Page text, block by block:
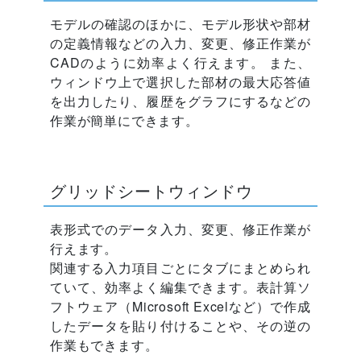
モデルの確認のほかに、モデル形状や部材
の定義情報などの入力、変更、修正作業が
CADのように効率よく行えます。 また、
ウィンドウ上で選択した部材の最大応答値
を出力したり、履歴をグラフにするなどの
作業が簡単にできます。
グリッドシートウィンドウ
表形式でのデータ入力、変更、修正作業が
行えます。
関連する入力項目ごとにタブにまとめられ
ていて、効率よく編集できます。表計算ソ
フトウェア（Microsoft Excelなど）で作成
したデータを貼り付けることや、その逆の
作業もできます。